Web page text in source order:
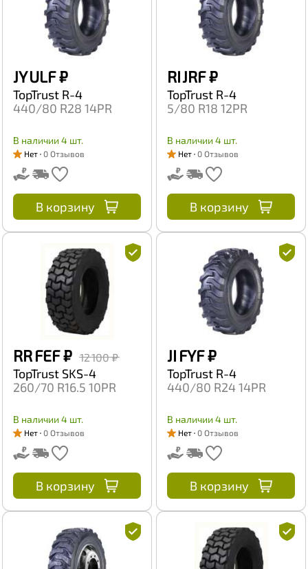
JY ULF₽
TopTrust R-4
440/80 R28 14PR
В наличии 4 шт.
Нет 0 Отзывов
В корзину
RI JRF₽
TopTrust R-4
5/80 R18 12PR
В наличии 4 шт.
Нет 0 Отзывов
В корзину
RR FEF₽ 12 100 ₽
TopTrust SKS-4
260/70 R16.5 10PR
В наличии 4 шт.
Нет 0 Отзывов
В корзину
JI FYF₽
TopTrust R-4
440/80 R24 14PR
В наличии 4 шт.
Нет 0 Отзывов
В корзину